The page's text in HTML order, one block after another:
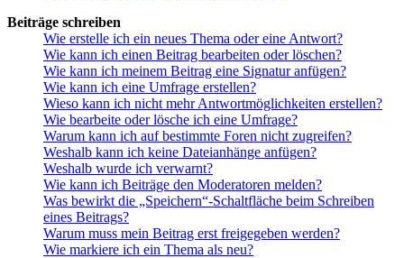
Beiträge schreiben
Wie erstelle ich ein neues Thema oder eine Antwort?
Wie kann ich einen Beitrag bearbeiten oder löschen?
Wie kann ich meinem Beitrag eine Signatur anfügen?
Wie kann ich eine Umfrage erstellen?
Wieso kann ich nicht mehr Antwortmöglichkeiten erstellen?
Wie bearbeite oder lösche ich eine Umfrage?
Warum kann ich auf bestimmte Foren nicht zugreifen?
Weshalb kann ich keine Dateianhänge anfügen?
Weshalb wurde ich verwarnt?
Wie kann ich Beiträge den Moderatoren melden?
Was bewirkt die „Speichern“-Schaltfläche beim Schreiben
eines Beitrags?
Warum muss mein Beitrag erst freigegeben werden?
Wie markiere ich ein Thema als neu?